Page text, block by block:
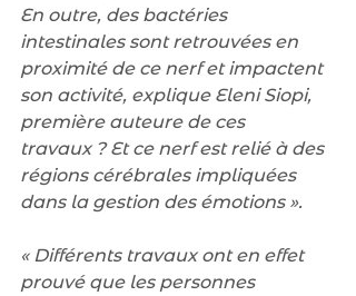
En outre, des bactéries
intestinales sont retrouvées en
proximité de ce nerf et impactent
son activité, explique Eleni Siopi,
première auteure de ces
travaux ? Et ce nerf est relié à des
régions cérébrales impliquées
dans la gestion des émotions ».
« Différents travaux ont en effet
prouvé que les personnes